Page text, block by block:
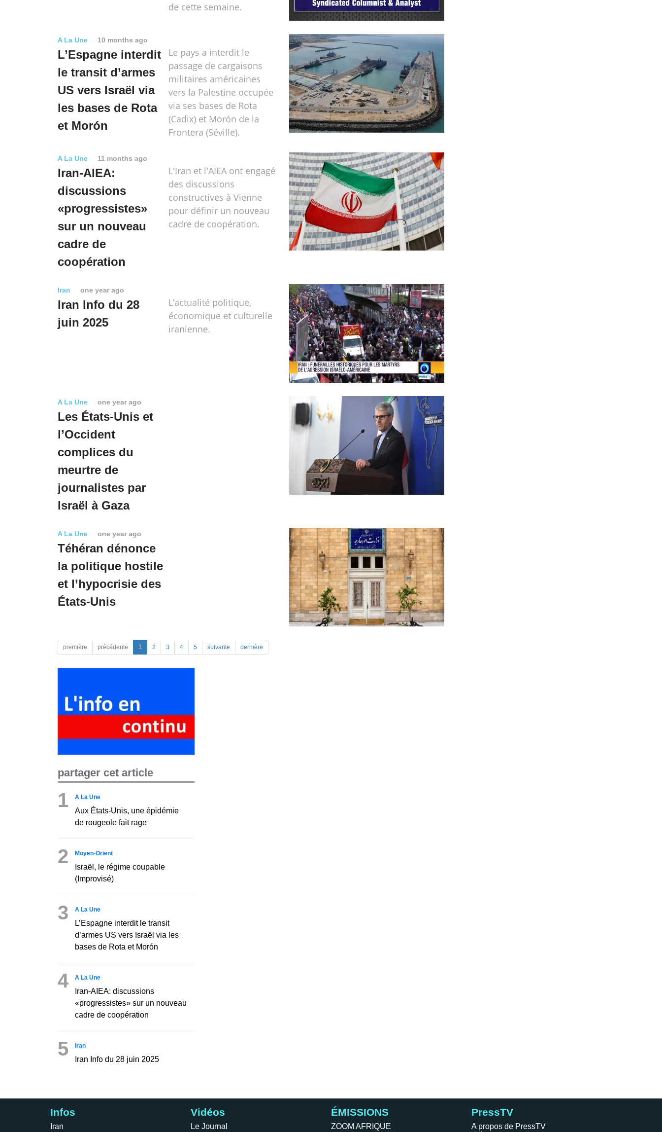
de cette semaine.
A La Une 10 months ago
L’Espagne interdit
le transit d’armes
US vers Israël via
les bases de Rota
et Morón
Le pays a interdit le
passage de cargaisons
militaires américaines
vers la Palestine occupée
via ses bases de Rota
(Cadix) et Morón de la
Frontera (Séville).
A La Une 11 months ago
Iran-AIEA:
discussions
«progressistes»
sur un nouveau
cadre de
coopération
L'Iran et l'AIEA ont engagé
des discussions
constructives à Vienne
pour définir un nouveau
cadre de coopération.
Iran one year ago
Iran Info du 28
juin 2025
L’actualité politique,
économique et culturelle
iranienne.
A La Une one year ago
Les États-Unis et
l’Occident
complices du
meurtre de
journalistes par
Israël à Gaza
A La Une one year ago
Téhéran dénonce
la politique hostile
et l’hypocrisie des
États-Unis
première précédente 1 2 3 4 5 suivante dernière
partager cet article
1 A La Une
Aux États-Unis, une épidémie
de rougeole fait rage
2 Moyen-Orient
Israël, le régime coupable
(Improvisé)
3 A La Une
L’Espagne interdit le transit
d’armes US vers Israël via les
bases de Rota et Morón
4 A La Une
Iran-AIEA: discussions
«progressistes» sur un nouveau
cadre de coopération
5 Iran
Iran Info du 28 juin 2025
Infos
Iran
Vidéos
Le Journal
ÉMISSIONS
ZOOM AFRIQUE
PressTV
A propos de PressTV